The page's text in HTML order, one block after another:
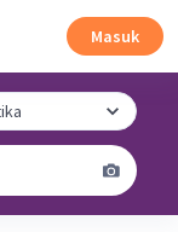
Masuk